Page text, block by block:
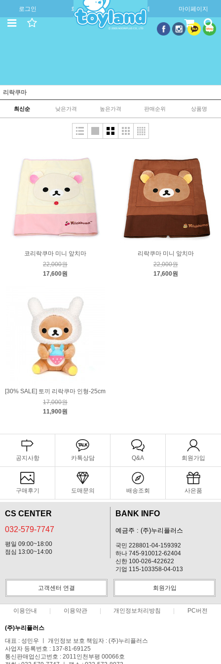
로그인 회원가입 주문조회 마이페이지
리락쿠마
최신순 낮은가격 높은가격 판매순위 상품명
코리락쿠마 미니 앞치마
22,000원
17,600원
리락쿠마 미니 앞치마
22,000원
17,600원
[30% SALE] 토끼 리락쿠마 인형-25cm
17,000원
11,900원
공지사항 카톡상담 Q&A 회원가입
구매후기 도매문의 배송조회 사은품
CS CENTER
032-579-7747
평일 09:00~18:00
점심 13:00~14:00
BANK INFO
예금주 : (주)누리플러스
국민 228801-04-159392
하나 745-910012-62404
신한 100-026-422622
기업 115-103358-04-013
고객센터 연결 회원가입
이용안내 이용약관 개인정보처리방침 PC버전
(주)누리플러스
대표 : 성민우 ㅣ 개인정보 보호 책임자 : (주)누리플러스
사업자 등록번호 : 137-81-69125
통신판매업신고번호 : 2011인천부평 00066호